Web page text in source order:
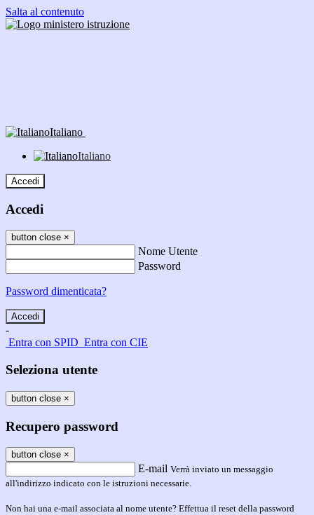
Salta al contenuto
Italiano
Italiano
Accedi
Accedi
button close ×
Nome Utente
Password
Password dimenticata?
-
Entra con SPID Entra con CIE
Seleziona utente
button close ×
Recupero password
button close ×
E-mail Verrà inviato un messaggio
all'indirizzo indicato con le istruzioni necessarie.
Non hai una e-mail associata al nome utente? Effettua il reset della password